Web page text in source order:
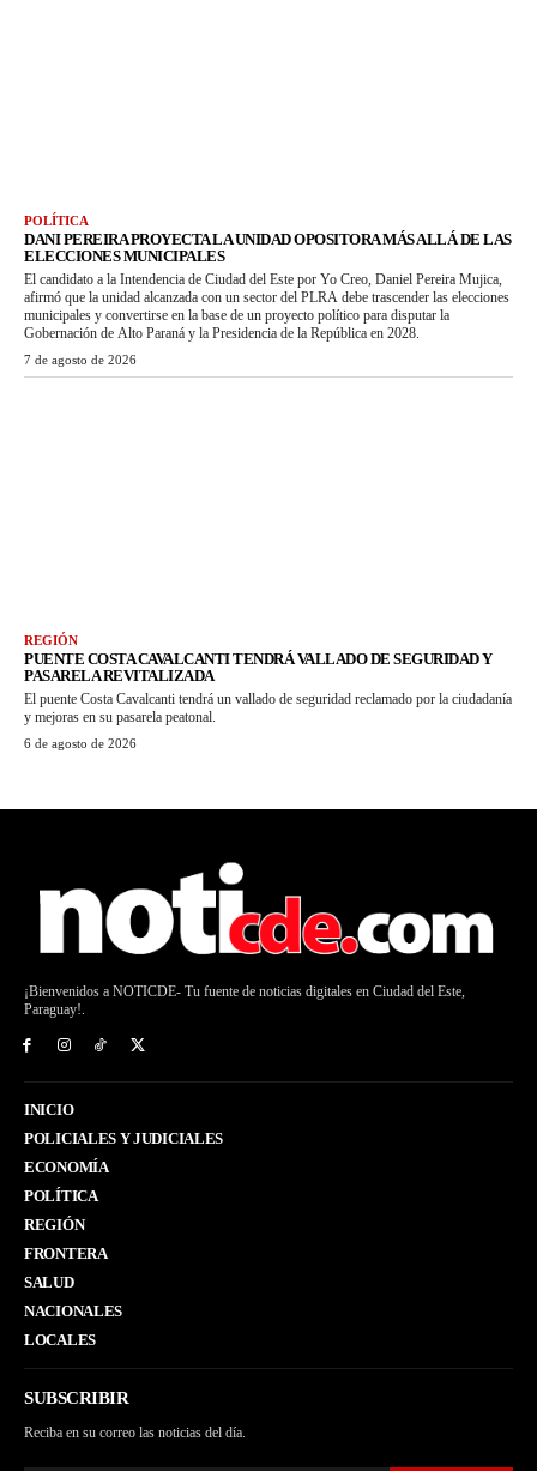
POLÍTICA
DANI PEREIRA PROYECTA LA UNIDAD OPOSITORA MÁS ALLÁ DE LAS
ELECCIONES MUNICIPALES
El candidato a la Intendencia de Ciudad del Este por Yo Creo, Daniel Pereira Mujica,
afirmó que la unidad alcanzada con un sector del PLRA debe trascender las elecciones
municipales y convertirse en la base de un proyecto político para disputar la
Gobernación de Alto Paraná y la Presidencia de la República en 2028.
7 de agosto de 2026
REGIÓN
PUENTE COSTA CAVALCANTI TENDRÁ VALLADO DE SEGURIDAD Y
PASARELA REVITALIZADA
El puente Costa Cavalcanti tendrá un vallado de seguridad reclamado por la ciudadanía
y mejoras en su pasarela peatonal.
6 de agosto de 2026
¡Bienvenidos a NOTICDE- Tu fuente de noticias digitales en Ciudad del Este,
Paraguay!.
INICIO
POLICIALES Y JUDICIALES
ECONOMÍA
POLÍTICA
REGIÓN
FRONTERA
SALUD
NACIONALES
LOCALES
SUBSCRIBIR
Reciba en su correo las noticias del día.